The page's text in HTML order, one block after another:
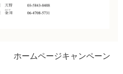
ホームページキャンペーン